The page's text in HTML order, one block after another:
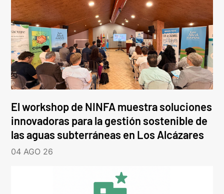
El workshop de NINFA muestra soluciones
innovadoras para la gestión sostenible de
las aguas subterráneas en Los Alcázares
04 AGO 26